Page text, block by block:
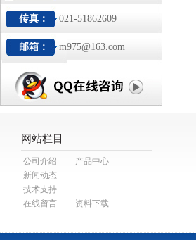
传真： 021-51862609
邮箱： m975@163.com
网站栏目
公司介绍
产品中心
新闻动态
技术支持
在线留言
资料下载